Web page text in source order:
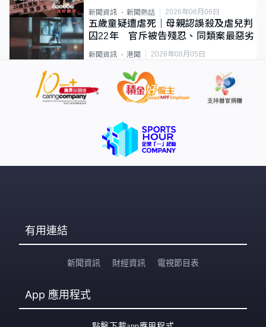
新聞資訊 新聞熱話 2026年08月06日
五歲童疑遭虐死｜母親認誤殺及虐兒判
囚22年 官斥被告殘忍、同類案最惡劣
新聞資訊 港聞 2026年08月05日
有用連結
新聞資訊 財經資訊 電視節目表
App 應用程式